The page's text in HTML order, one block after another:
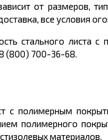
от размеров,
все условия
стального листа
(800) 700-36-68.
с полимерным
полимерного
материалов.